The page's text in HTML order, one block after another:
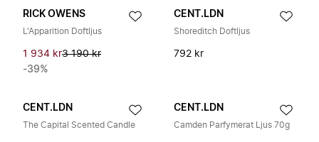
RICK OWENS
L'Apparition Doftljus
1 934 kr3 190 kr
-39%
CENT.LDN
Shoreditch Doftljus
792 kr
CENT.LDN
The Capital Scented Candle
CENT.LDN
Camden Parfymerat Ljus 70g